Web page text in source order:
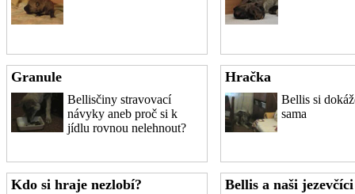
Granule
Bellisčiny stravovací
návyky aneb proč si k
jídlu rovnou nelehnout?
Hračka
Bellis si
sama
Kdo si hraje nezlobí? Bellis a naši jezevčíci